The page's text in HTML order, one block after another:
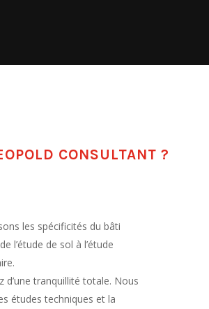
CONSULTANT ?
les spécificités du bâti
l’étude de sol à l’étude
d’une tranquillité totale. Nous
études techniques et la